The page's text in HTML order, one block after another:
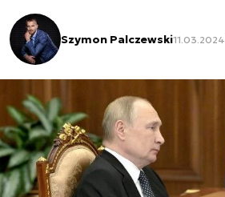
Szymon Palczewski11.03.2024